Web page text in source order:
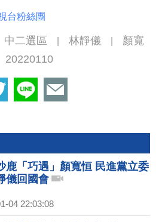
台粉絲團
中二選區 林靜儀
顏寬
20220110
鹿「巧遇」顏寬恒 民進黨立委
儀回國會
04 22:03:08